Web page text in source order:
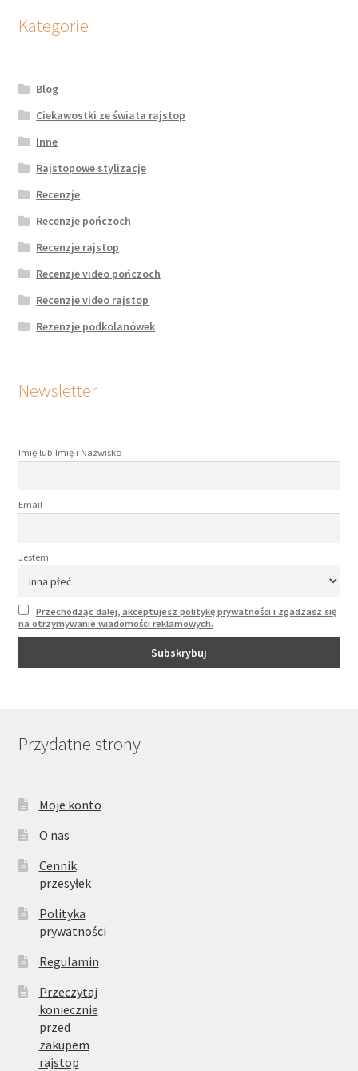
Kategorie
Blog
Ciekawostki ze świata rajstop
Inne
Rajstopowe stylizacje
Recenzje
Recenzje pończoch
Recenzje rajstop
Recenzje video pończoch
Recenzje video rajstop
Rezenzje podkolanówek
Newsletter
Imię lub Imię i Nazwisko
Email
Jestem
Przechodząc dalej, akceptujesz politykę prywatności i zgadzasz się
na otrzymywanie wiadomości reklamowych.
Przydatne strony
Moje konto
O nas
Cennik
przesyłek
Polityka
prywatności
Regulamin
Przeczytaj
koniecznie
przed
zakupem
rajstop